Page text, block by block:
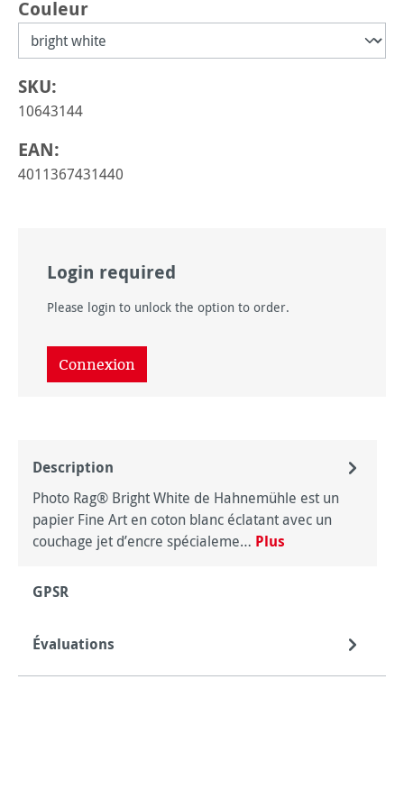
Sélectionnez
Couleur
SKU:
10643144
EAN:
4011367431440
Login required
Please login to unlock the option to order.
Connexion
Description
Photo Rag® Bright White de Hahnemühle est un
papier Fine Art en coton blanc éclatant avec un
couchage jet d’encre spécialeme… Plus
GPSR
Évaluations